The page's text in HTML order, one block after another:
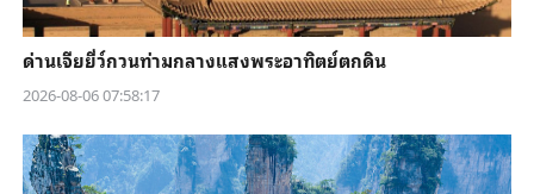
ด่านเจียยี่ว์กวนท่ามกลางแสงพระอาทิตย์ตกดิน
2026-08-06 07:58:17